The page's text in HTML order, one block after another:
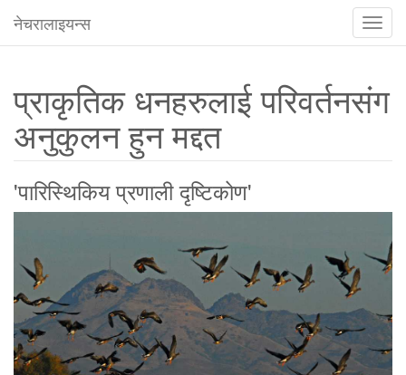
टगल
नेचरालाइयन्स
प्राकृतिक धनहरुलाई परिवर्तनसंग
अनुकुलन हुन मद्दत
'पारिस्थिकिय प्रणाली दृष्टिकोण'